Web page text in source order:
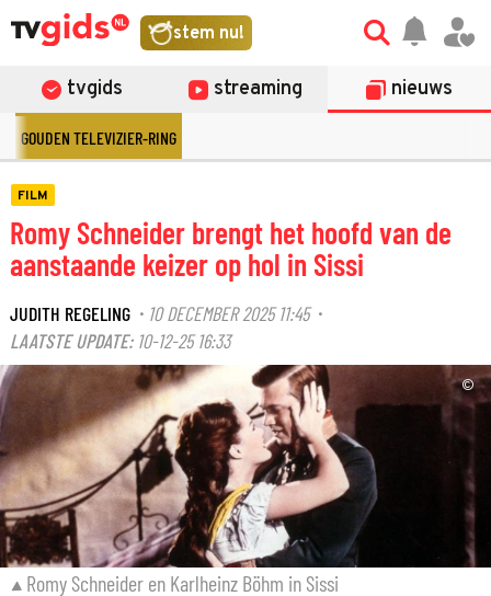
stem nu!
tvgids streaming nieuws
GOUDEN TELEVIZIER-RING
FILM
Romy Schneider brengt het hoofd van de
aanstaande keizer op hol in Sissi
JUDITH REGELING · 10 DECEMBER 2025 11:45·
LAATSTE UPDATE: 10-12-25 16:33
©
Romy Schneider en Karlheinz Böhm in Sissi